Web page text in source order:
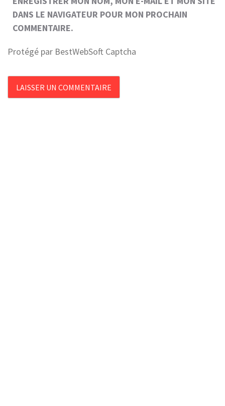
DANS LE NAVIGATEUR POUR MON PROCHAIN
COMMENTAIRE.
Protégé par BestWebSoft Captcha